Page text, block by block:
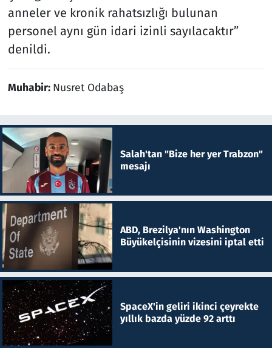
anneler ve kronik rahatsızlığı bulunan
personel aynı gün idari izinli sayılacaktır”
denildi.
Muhabir: Nusret Odabaş
Salah'tan "Bize her yer Trabzon"
mesajı
ABD, Brezilya'nın Washington
Büyükelçisinin vizesini iptal etti
SpaceX'in geliri ikinci çeyrekte
yıllık bazda yüzde 92 arttı